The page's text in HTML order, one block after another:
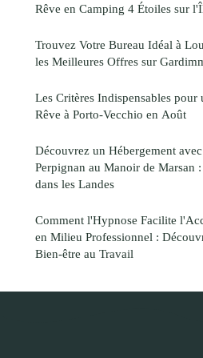
Rêve en Camping 4 Étoiles sur
Trouvez Votre Bureau Idéal à
les Meilleures Offres sur
Les Critères Indispensables pour
Rêve à Porto-Vecchio en Août
Découvrez un Hébergement
Perpignan au Manoir de Marsan
dans les Landes
Comment l'Hypnose Facilite
en Milieu Professionnel :
Bien-être au Travail